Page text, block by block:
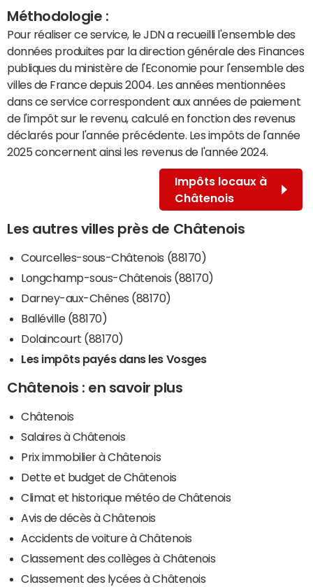
Méthodologie :
Pour réaliser ce service, le JDN a recueilli l'ensemble des
données produites par la direction générale des Finances
publiques du ministère de l'Economie pour l'ensemble des
villes de France depuis 2004. Les années mentionnées
dans ce service correspondent aux années de paiement
de l'impôt sur le revenu, calculé en fonction des revenus
déclarés pour l'année précédente. Les impôts de l'année
2025 concernent ainsi les revenus de l'année 2024.
Impôts locaux à
Châtenois
Les autres villes près de Châtenois
Courcelles-sous-Châtenois (88170)
Longchamp-sous-Châtenois (88170)
Darney-aux-Chênes (88170)
Balléville (88170)
Dolaincourt (88170)
Les impôts payés dans les Vosges
Châtenois : en savoir plus
Châtenois
Salaires à Châtenois
Prix immobilier à Châtenois
Dette et budget de Châtenois
Climat et historique météo de Châtenois
Avis de décès à Châtenois
Accidents de voiture à Châtenois
Classement des collèges à Châtenois
Classement des lycées à Châtenois